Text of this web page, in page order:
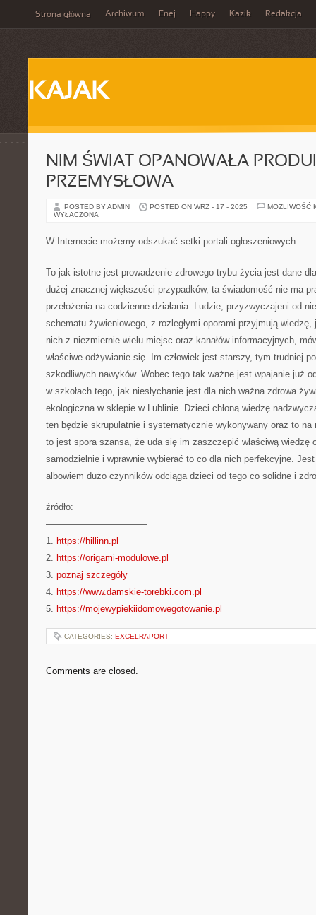
Strona główna Archiwum Enej Happy Kazik Redakcja
KAJAK
NIM ŚWIAT OPANOWAŁA
PRZEMYSŁOWA
POSTED BY ADMIN POSTED ON WRZ - 17 - 2025
MOŻLIWOŚĆ
WYŁĄCZONA
W Internecie możemy odszukać setki portali ogłoszeniowych
To jak istotne jest prowadzenie zdrowego trybu życia jest dane
dużej znacznej większości przypadków, ta świadomość nie ma
przełożenia na codzienne działania. Ludzie, przyzwyczajeni od
schematu żywieniowego, z rozległymi oporami przyjmują
nich z niezmiernie wielu miejsc oraz kanałów informacyjnych,
właściwe odżywianie się. Im człowiek jest starszy, tym trudniej
szkodliwych nawyków. Wobec tego tak ważne jest wpajanie już
w szkołach tego, jak niesłychanie jest dla nich ważna zdrowa
ekologiczna w sklepie w Lublinie. Dzieci chłoną wiedzę
ten będzie skrupulatnie i systematycznie wykonywany oraz to na
to jest spora szansa, że uda się im zaszczepić właściwą wiedzę
samodzielnie i wprawnie wybierać to co dla nich perfekcyjne.
albowiem dużo czynników odciąga dzieci od tego co solidne i
źródło:
———————————
1. https://hillinn.pl
2. https://origami-modulowe.pl
3. poznaj szczegóły
4. https://www.damskie-torebki.com.pl
5. https://mojewypiekiidomowegotowanie.pl
CATEGORIES: EXCELRAPORT
Comments are closed.